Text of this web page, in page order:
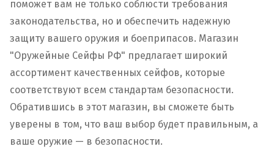
поможет вам не только соблюсти требования
законодательства, но и обеспечить надежную
защиту вашего оружия и боеприпасов. Магазин
"Оружейные Сейфы РФ" предлагает широкий
ассортимент качественных сейфов, которые
соответствуют всем стандартам безопасности.
Обратившись в этот магазин, вы сможете быть
уверены в том, что ваш выбор будет правильным, а
ваше оружие — в безопасности.